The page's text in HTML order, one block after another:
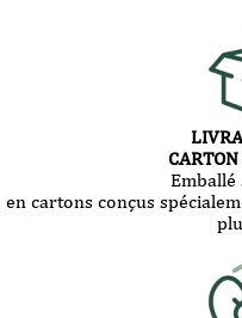
Emballé
en cartons conçus